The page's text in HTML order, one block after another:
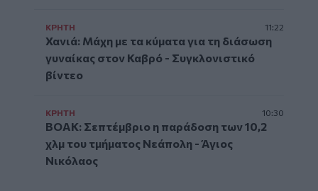
ΚΡΗΤΗ 11:22
Χανιά: Μάχη με τα κύματα για τη διάσωση
γυναίκας στον Καβρό - Συγκλονιστικό
βίντεο
ΚΡΗΤΗ 10:30
ΒΟΑΚ: Σεπτέμβριο η παράδοση των 10,2
χλμ του τμήματος Νεάπολη - Άγιος
Νικόλαος